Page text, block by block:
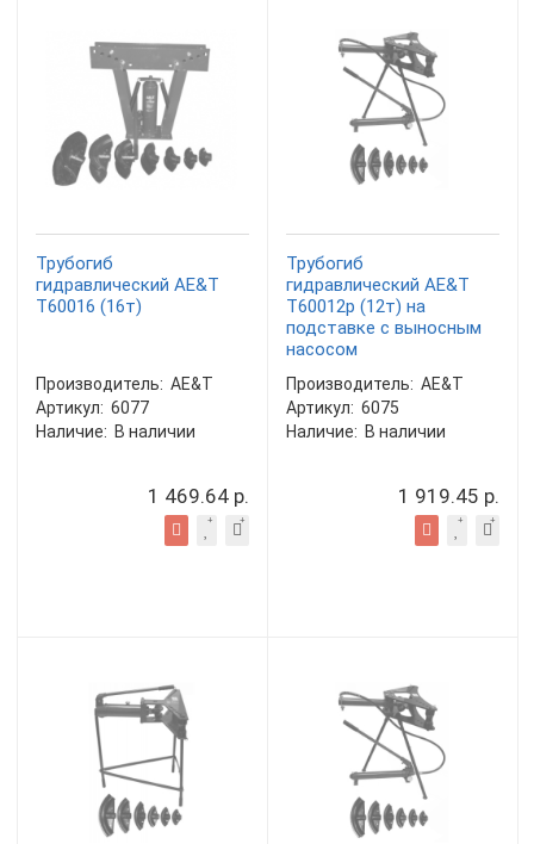
Трубогиб
гидравлический AE&T
T60016 (16т)
Производитель: AE&T
Артикул: 6077
Наличие: В наличии
1 469.64 р.
Трубогиб
гидравлический AE&T
Т60012р (12т) на
подставке с выносным
насосом
Производитель: AE&T
Артикул: 6075
Наличие: В наличии
1 919.45 р.